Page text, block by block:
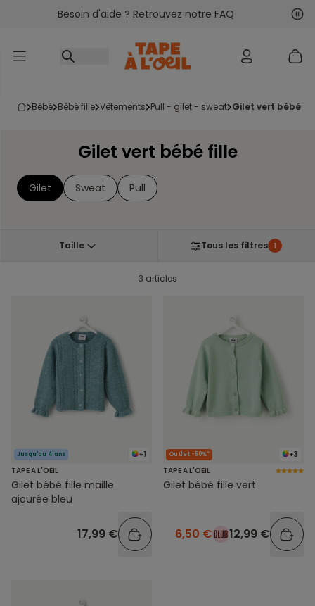
Accéder au contenu
Besoin d'aide ? Retrouvez notre FAQ
bébé bébé fille vêtements pull - gilet - sweat gilet vert bébé
Gilet vert bébé fille
Gilet Sweat Pull
Taille Tous les filtres 1
3 articles
+1
Jusqu'au 4 ans
TAPE A L'OEIL
Gilet bébé fille maille
ajourée bleu
17,99 €
+3
Outlet -50%*
TAPE A L'OEIL
Gilet bébé fille vert
6,50 € 12,99 €